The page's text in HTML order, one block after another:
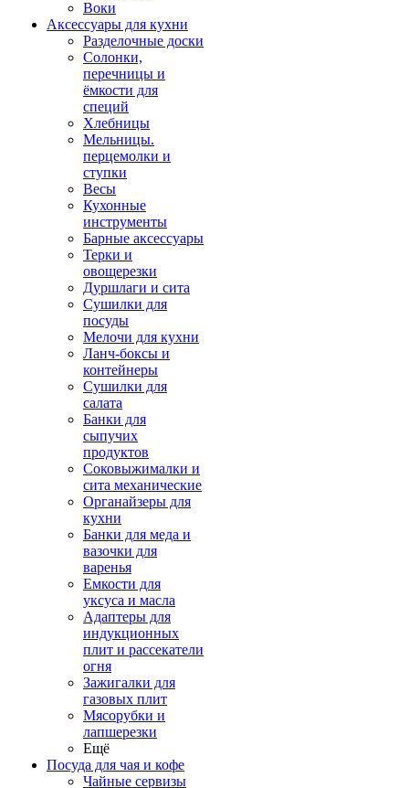
Воки
Аксессуары для кухни
Разделочные доски
Солонки,
перечницы и
ёмкости для
специй
Хлебницы
Мельницы.
перцемолки и
ступки
Весы
Кухонные
инструменты
Барные аксессуары
Терки и
овощерезки
Дуршлаги и сита
Сушилки для
посуды
Мелочи для кухни
Ланч-боксы и
контейнеры
Сушилки для
салата
Банки для
сыпучих
продуктов
Соковыжималки и
сита механические
Органайзеры для
кухни
Банки для меда и
вазочки для
варенья
Емкости для
уксуса и масла
Адаптеры для
индукционных
плит и рассекатели
огня
Зажигалки для
газовых плит
Мясорубки и
лапшерезки
Ещё
Посуда для чая и кофе
Чайные сервизы